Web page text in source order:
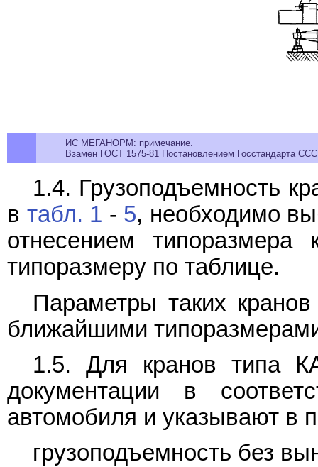
ИС МЕГАНОРМ: примечание.
Взамен ГОСТ 1575-81 Постановлением Госстандарта
1.4. Грузоподъемность
в табл. 1 - 5, необходимо
отнесением
типоразмеру по таблице.
Параметры таких
ближайшими
1.5. Для кранов типа
документации в
автомобиля и указывают в
грузоподъемность без